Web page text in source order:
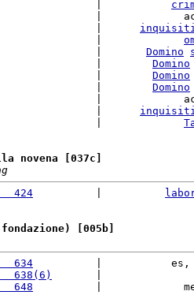
|
Domino
Domino
Domino
Domino
|
novena [037c]
424
[005b]
634
          |           es,
638(6)
|
648
|